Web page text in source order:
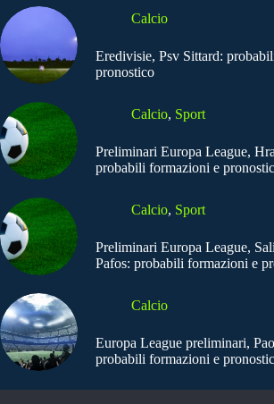
Calcio
Eredivisie, Psv Sittard:
pronostico
Calcio, Sport
Preliminari Europa League,
probabili formazioni e
Calcio, Sport
Preliminari Europa League,
Pafos: probabili formazioni e
Calcio
Europa League preliminari,
probabili formazioni e